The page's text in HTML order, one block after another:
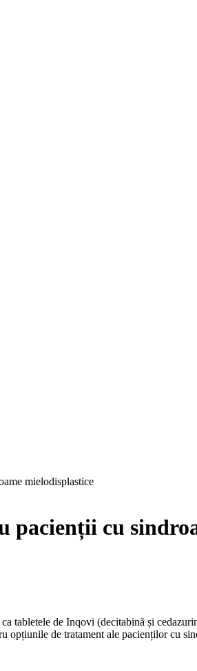
mielodisplastice
cu
tabletele de Inqovi (decitabină și
de tratament ale pacienților cu